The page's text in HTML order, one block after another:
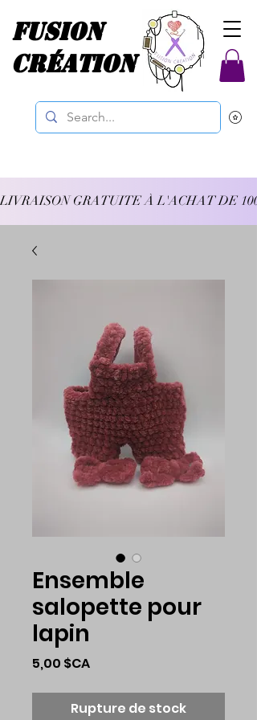
Fusion
Création
LIVRAISON GRATUITE À L'ACHAT DE
Ensemble
salopette pour
lapin
5,00 $CAPrix
Rupture de stock